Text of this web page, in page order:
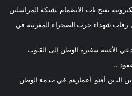
تفتح باب الانضمام لشبكة المراسلين
شهداء حرب الصحراء المغربية في
الأغنية سفيرة الوطن إلى القلوب
..!
الذين أفنوا أعمارهم في خدمة الوطن